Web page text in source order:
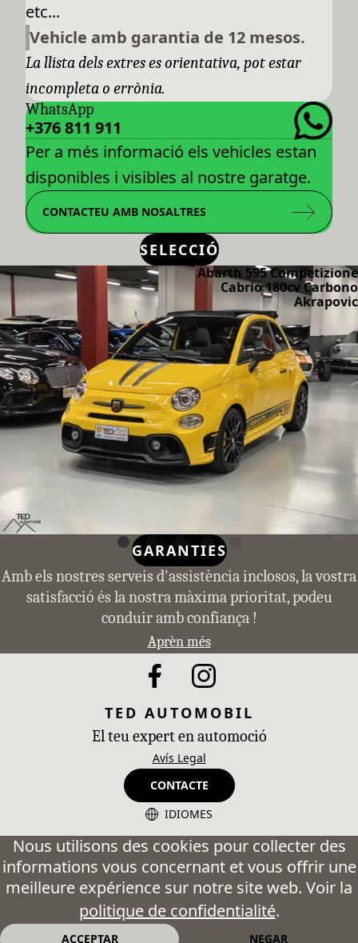
Nous utilisons des cookies pour collecter des
informations vous concernant et vous offrir une
meilleure expérience sur notre site web. Voir la
politique de confidentialité.
ACCEPTAR NEGAR
etc...
Vehicle amb garantia de 12 mesos.
La llista dels extres es orientativa, pot estar
incompleta o errònia.
WhatsApp
+376 811 911
Per a més informació els vehicles estan
disponibles i visibles al nostre garatge.
CONTACTEU AMB NOSALTRES
SELECCIÓ
Abarth 595 Competizione
Cabrio 180cv Carbono
Akrapovic
GARANTIES
Amb els nostres serveis d'assistència inclosos, la vostra
satisfacció és la nostra màxima prioritat, podeu
conduir amb confiança !
Aprèn més
TED AUTOMOBIL
El teu expert en automoció
Avís Legal
CONTACTE
IDIOMES
CA - Catalán
ES - Español
FR - Français
EN - English